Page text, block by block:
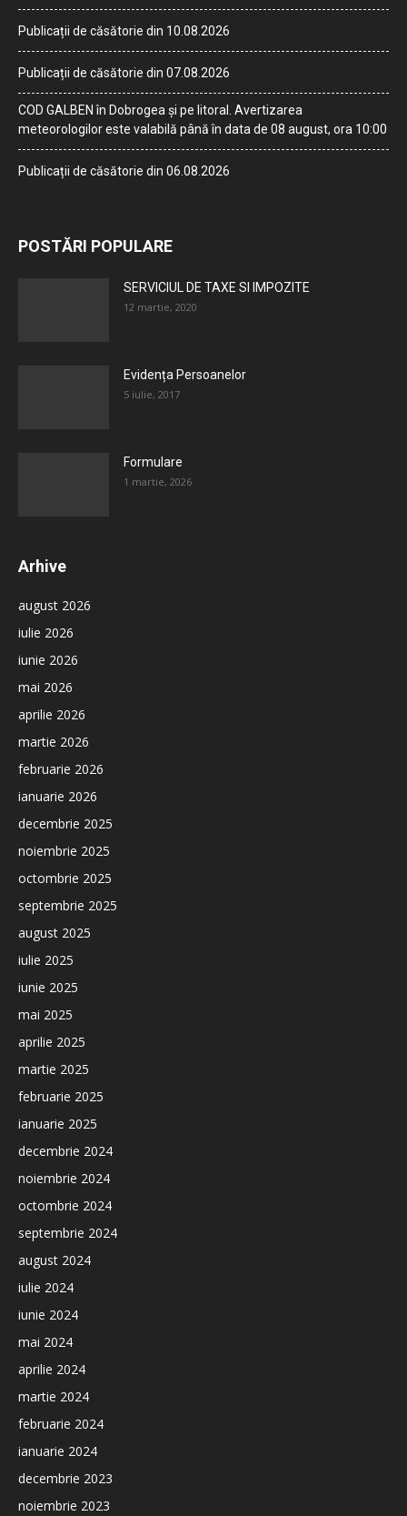
Publicații de căsătorie din 10.08.2026
Publicații de căsătorie din 07.08.2026
COD GALBEN în Dobrogea și pe litoral. Avertizarea
meteorologilor este valabilă până în data de 08 august, ora 10:00
Publicații de căsătorie din 06.08.2026
POSTĂRI POPULARE
SERVICIUL DE TAXE SI IMPOZITE
12 martie, 2020
Evidența Persoanelor
5 iulie, 2017
Formulare
1 martie, 2026
Arhive
august 2026
iulie 2026
iunie 2026
mai 2026
aprilie 2026
martie 2026
februarie 2026
ianuarie 2026
decembrie 2025
noiembrie 2025
octombrie 2025
septembrie 2025
august 2025
iulie 2025
iunie 2025
mai 2025
aprilie 2025
martie 2025
februarie 2025
ianuarie 2025
decembrie 2024
noiembrie 2024
octombrie 2024
septembrie 2024
august 2024
iulie 2024
iunie 2024
mai 2024
aprilie 2024
martie 2024
februarie 2024
ianuarie 2024
decembrie 2023
noiembrie 2023